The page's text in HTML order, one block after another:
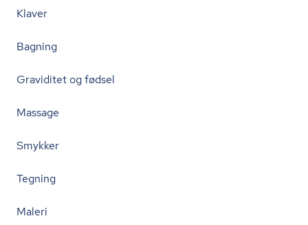
Klaver
Bagning
Graviditet og fødsel
Massage
Smykker
Tegning
Maleri